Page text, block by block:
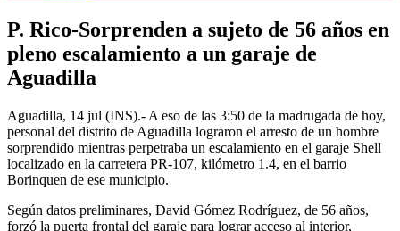
P. Rico-Sorprenden a sujeto de 56 años en
pleno escalamiento a un garaje de
Aguadilla
Aguadilla, 14 jul (INS).- A eso de las 3:50 de la madrugada de hoy,
personal del distrito de Aguadilla lograron el arresto de un hombre
sorprendido mientras perpetraba un escalamiento en el garaje Shell
localizado en la carretera PR-107, kilómetro 1.4, en el barrio
Borinquen de ese municipio.
Según datos preliminares, David Gómez Rodríguez, de 56 años,
forzó la puerta frontal del garaje para lograr acceso al interior,